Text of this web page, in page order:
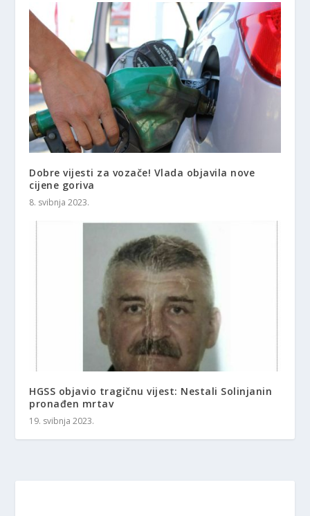
Dobre vijesti za vozače! Vlada objavila nove
cijene goriva
8. svibnja 2023.
HGSS objavio tragičnu vijest: Nestali Solinjanin
pronađen mrtav
19. svibnja 2023.